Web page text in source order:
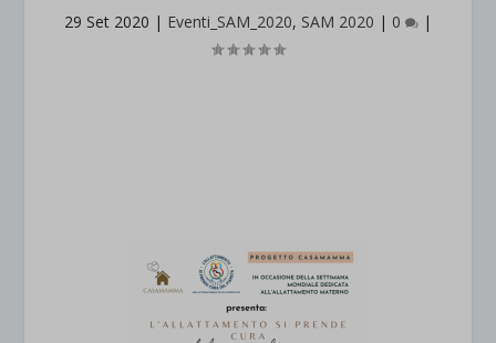
29 Set 2020 | Eventi_SAM_2020, SAM 2020 | 0 |